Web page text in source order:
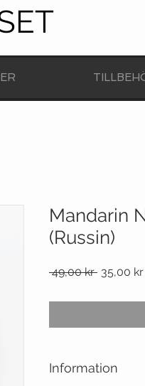
Mandarin
(Russin)
49,00 kr Ordinarie
35,00 kr
Information